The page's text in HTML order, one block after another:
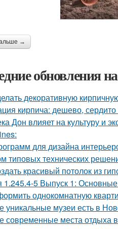
→
обновления
декоративную
кирпича: дешево,
Дон влияет на культуру и
для дизайна
типовых технических
красивый потолок из
1.245.4-5 Выпуск 1:
однокомнатную
уникальные музеи есть в
современные места отдыха